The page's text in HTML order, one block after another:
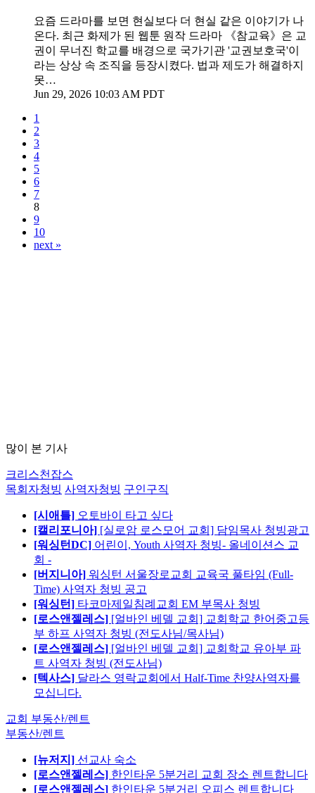
요즘 드라마를 보면 현실보다 더 현실 같은 이야기가 나
온다. 최근 화제가 된 웹툰 원작 드라마 《참교육》은 교
권이 무너진 학교를 배경으로 국가기관 '교권보호국'이
라는 상상 속 조직을 등장시켰다. 법과 제도가 해결하지
못…
Jun 29, 2026 10:03 AM PDT
1
2
3
4
5
6
7
8
9
10
next »
많이 본 기사
크리스천잡스
목회자청빙 사역자청빙 구인구직
[시애틀] 오토바이 타고 싶다
[캘리포니아] [실로암 로스모어 교회] 담임목사 청빙광고
[워싱턴DC] 어린이, Youth 사역자 청빙- 올네이션스 교
회 -
[버지니아] 워싱턴 서울장로교회 교육국 풀타임 (Full-
Time) 사역자 청빙 공고
[워싱턴] 타코마제일침례교회 EM 부목사 청빙
[로스앤젤레스] [얼바인 베델 교회] 교회학교 한어중고등
부 하프 사역자 청빙 (전도사님/목사님)
[로스앤젤레스] [얼바인 베델 교회] 교회학교 유아부 파
트 사역자 청빙 (전도사님)
[텍사스] 달라스 영락교회에서 Half-Time 찬양사역자를
모십니다.
교회 부동산/렌트
부동산/렌트
[뉴저지] 선교사 숙소
[로스앤젤레스] 한인타운 5분거리 교회 장소 렌트합니다
[로스앤젤레스] 한인타운 5분거리 오피스 렌트합니다